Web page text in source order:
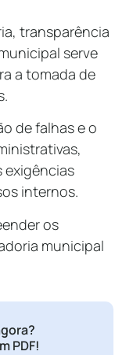
transparência
serve
a tomada de
de falhas e o
exigências
internos.
os
municipal
PDF!